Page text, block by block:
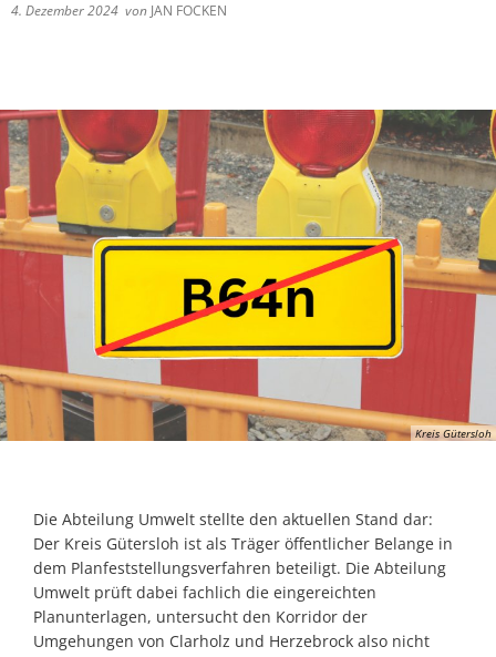
4. Dezember 2024 von JAN FOCKEN
Kreis Gütersloh
Die Abteilung Umwelt stellte den aktuellen Stand dar:
Der Kreis Gütersloh ist als Träger öffentlicher Belange in
dem Planfeststellungsverfahren beteiligt. Die Abteilung
Umwelt prüft dabei fachlich die eingereichten
Planunterlagen, untersucht den Korridor der
Umgehungen von Clarholz und Herzebrock also nicht